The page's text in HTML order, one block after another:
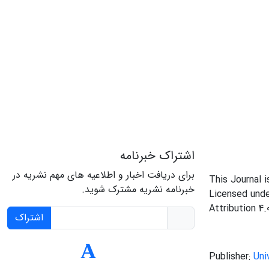
This Journal
Licensed
Attribution
Publisher:
اشتراک خبرنامه
برای دریافت اخبار و اطلاعیه های مهم نشریه در
خبرنامه نشریه مشترک شوید.
اشتراک